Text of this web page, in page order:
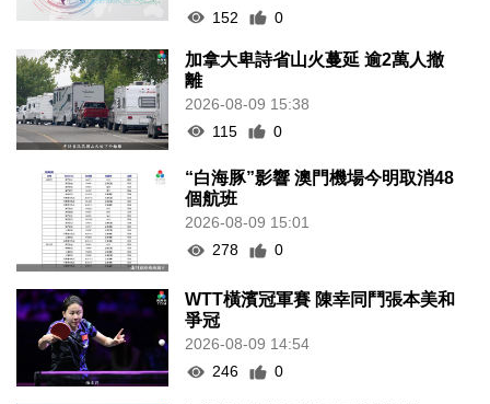
152
0
加拿大卑詩省山火蔓延 逾2萬人撤
離
2026-08-09 15:38
115
0
“白海豚”影響 澳門機場今明取消48
個航班
2026-08-09 15:01
278
0
WTT橫濱冠軍賽 陳幸同鬥張本美和
爭冠
2026-08-09 14:54
246
0